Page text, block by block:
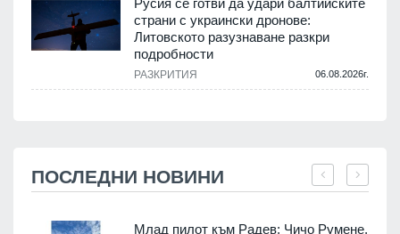
Русия се готви да удари балтийските
страни с украински дронове:
Литовското разузнаване разкри
подробности
РАЗКРИТИЯ 06.08.2026г.
ПОСЛЕДНИ НОВИНИ
Млад пилот към Радев: Чичо Румене,